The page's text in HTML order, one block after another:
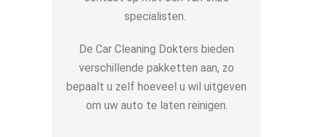
specialisten.
De Car Cleaning Dokters bieden
verschillende pakketten aan, zo
bepaalt u zelf hoeveel u wil uitgeven
om uw auto te laten reinigen.